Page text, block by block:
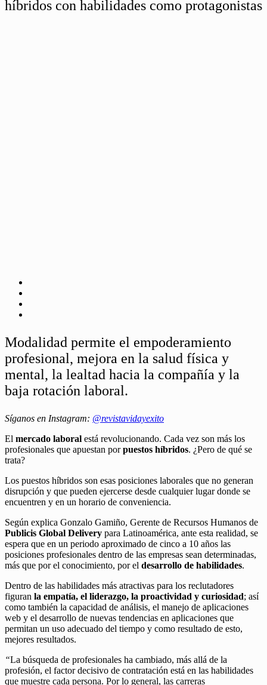
híbridos con habilidades como protagonistas
Modalidad permite el empoderamiento
profesional, mejora en la salud física y
mental, la lealtad hacia la compañía y la
baja rotación laboral.
Síganos en Instagram: @revistavidayexito
El mercado laboral está revolucionando. Cada vez son más los
profesionales que apuestan porpuestos híbridos. ¿Pero de qué se
trata?
Los puestos híbridos son esas posiciones laborales que no generan
disrupción y que pueden ejercerse desde cualquier lugar donde se
encuentren y en un horario de conveniencia.
Según explica Gonzalo Gamiño, Gerente de Recursos Humanos de
Publicis Global Delivery para Latinoamérica, ante esta realidad, se
espera que en un periodo aproximado de cinco a 10 años las
posiciones profesionales dentro de las empresas sean determinadas,
más que por el conocimiento, por el desarrollo de habilidades.
Dentro de las habilidades más atractivas para los reclutadores
figuran la empatía, el liderazgo, la proactividad y curiosidad; así
como también la capacidad de análisis, el manejo de aplicaciones
web y el desarrollo de nuevas tendencias en aplicaciones que
permitan un uso adecuado del tiempo y como resultado de esto,
mejores resultados.
“La búsqueda de profesionales ha cambiado, más allá de la
profesión, el factor decisivo de contratación está en las habilidades
que muestre cada persona. Por lo general, las carreras